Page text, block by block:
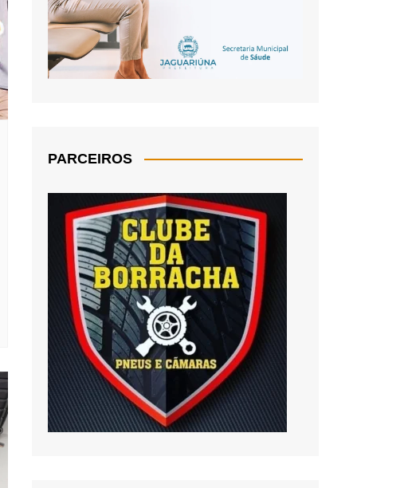
PARCEIROS